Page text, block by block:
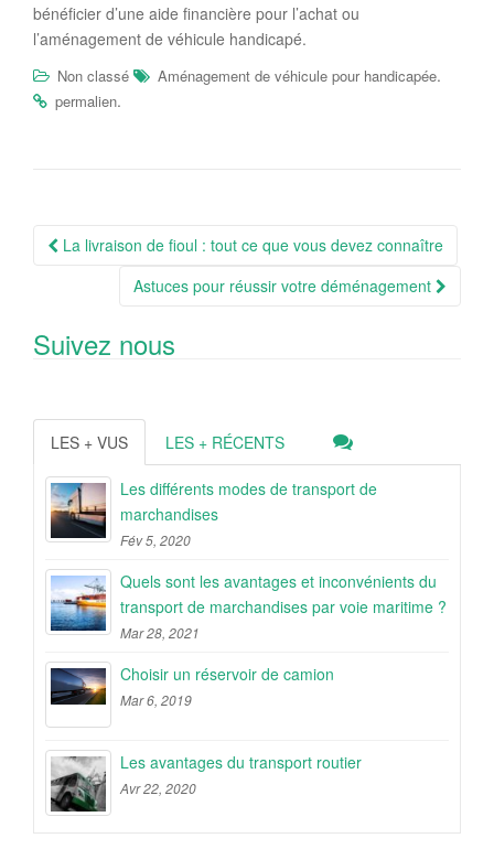
bénéficier d’une aide financière pour l’achat ou
l’aménagement de véhicule handicapé.
Non classé Aménagement de véhicule pour handicapée.
permalien.
Navigation
La livraison de fioul : tout ce que vous devez connaître
Astuces pour réussir votre déménagement
Suivez nous
LES + VUS LES + RÉCENTS
Les différents modes de transport de
marchandises
Fév 5, 2020
Quels sont les avantages et inconvénients du
transport de marchandises par voie maritime ?
Mar 28, 2021
Choisir un réservoir de camion
Mar 6, 2019
Les avantages du transport routier
Avr 22, 2020